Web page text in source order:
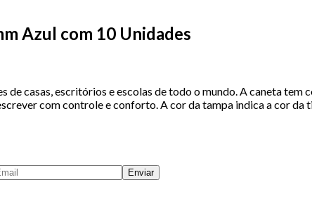
Azul com 10 Unidades
casas, escritórios e escolas de todo o mundo. A caneta
com controle e conforto. A cor da tampa indica a cor da
Enviar